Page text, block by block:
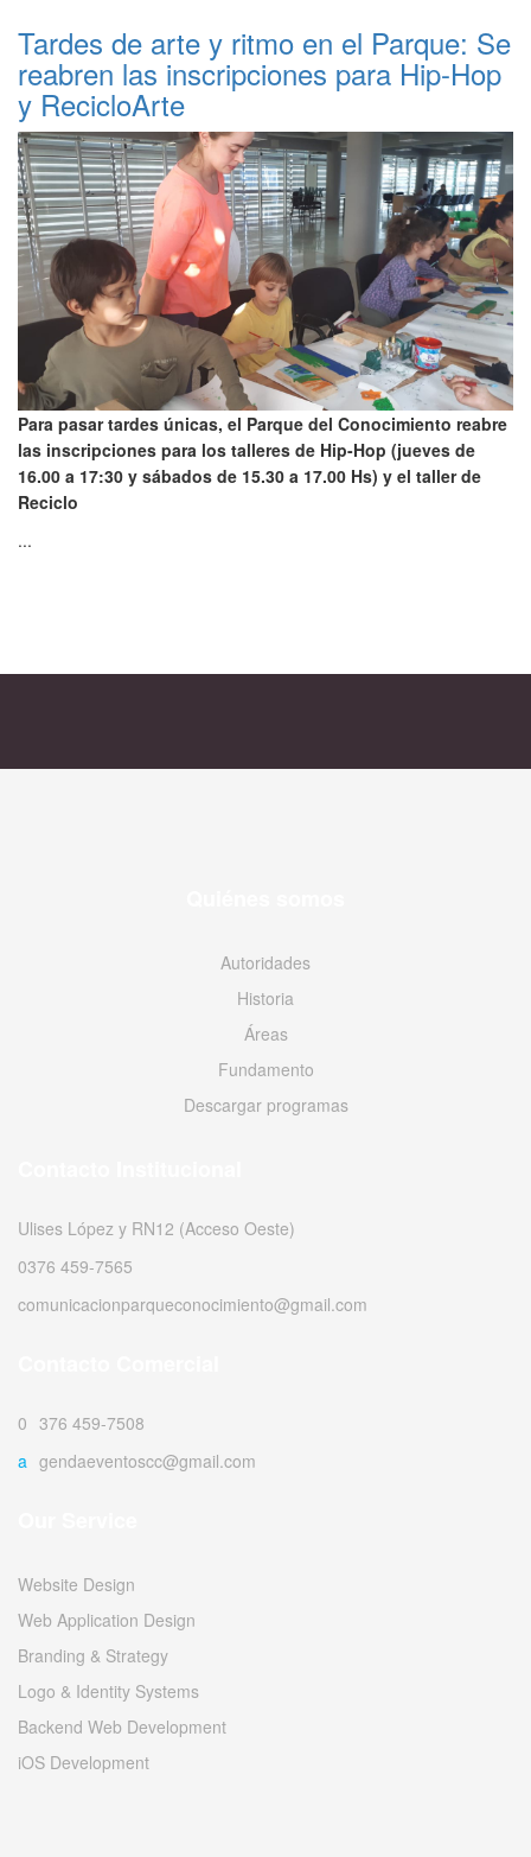
Tardes de arte y ritmo en el Parque: Se
reabren las inscripciones para Hip-Hop
y RecicloArte
Para pasar tardes únicas, el Parque del Conocimiento reabre
las inscripciones para los talleres de Hip-Hop (jueves de
16.00 a 17:30 y sábados de 15.30 a 17.00 Hs) y el taller de
Reciclo
...
Autoridades
Historia
Áreas
Fundamento
Descargar programas
Ulises López y RN12 (Acceso Oeste)
0376 459-7565
comunicacionparqueconocimiento@gmail.com
0376 459-7508
agendaeventoscc@gmail.com
Website Design
Web Application Design
Branding & Strategy
Logo & Identity Systems
Backend Web Development
iOS Development